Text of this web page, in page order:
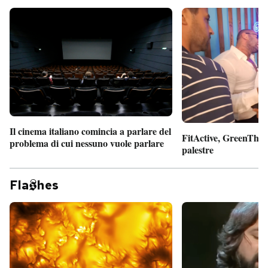
Il cinema italiano comincia a parlare del
problema di cui nessuno vuole parlare
FitActive,
palestre
Fla hes